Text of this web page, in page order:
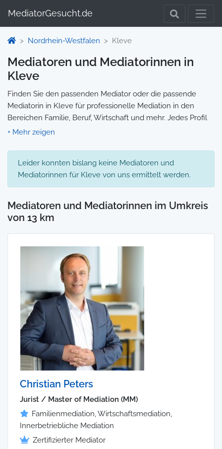
MediatorGesucht.de
Nordrhein-Westfalen Kleve
Mediatoren und Mediatorinnen in
Kleve
Finden Sie den passenden Mediator oder die passende
Mediatorin in Kleve für professionelle Mediation in den
Bereichen Familie, Beruf, Wirtschaft und mehr. Jedes Profil
enthält Informationen zu Qualifikationen und
Ihre Mediation auswählen und direkt kontaktieren können.
Wir selbst vermitteln keine Mediationen, sondern stellen die
Plattform zur Verfügung, um Ihnen die Suche zu erleichtern.
Leider konnten bislang keine Mediatoren und
Mediatorinnen für Kleve von uns ermittelt werden.
Mediatoren und Mediatorinnen im Umkreis
von 13 km
Christian Peters
Jurist / Master of Mediation (MM)
Familienmediation, Wirtschaftsmediation,
Innerbetriebliche Mediation
Zertifizierter Mediator